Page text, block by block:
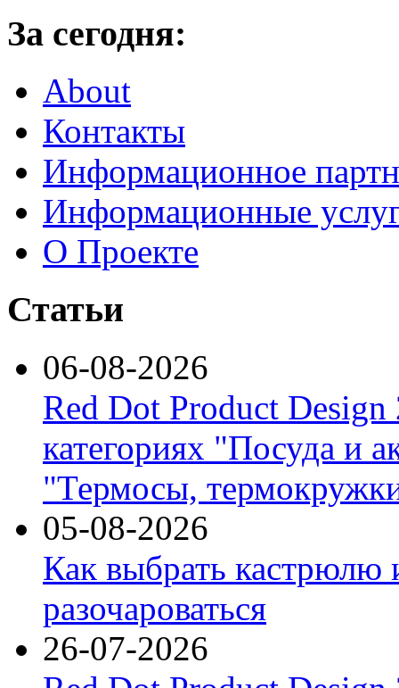
За сегодня:
About
Контакты
Информационное
Информационные
О Проекте
Статьи
06-08-2026
Red Dot Product Design
категориях "Посуда и
"Термосы,
05-08-2026
Как выбрать кастрюлю
разочароваться
26-07-2026